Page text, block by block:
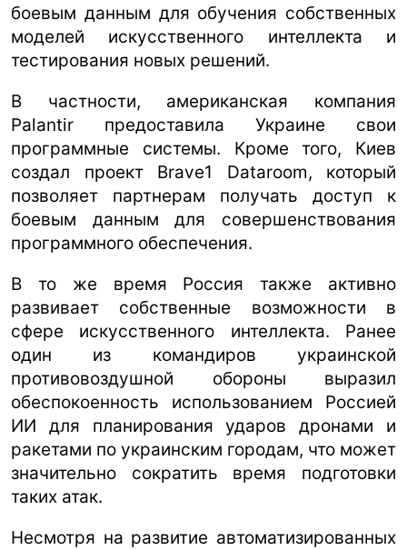
боевым данным для обучения собственных
моделей искусственного интеллекта и
тестирования новых решений.
В частности, американская компания
Palantir предоставила Украине свои
программные системы. Кроме того, Киев
создал проект Brave1 Dataroom, который
позволяет партнерам получать доступ к
боевым данным для совершенствования
программного обеспечения.
В то же время Россия также активно
развивает собственные возможности в
сфере искусственного интеллекта. Ранее
один из командиров украинской
противовоздушной обороны выразил
обеспокоенность использованием Россией
ИИ для планирования ударов дронами и
ракетами по украинским городам, что может
значительно сократить время подготовки
таких атак.
Несмотря на развитие автоматизированных